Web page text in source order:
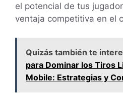
el potencial de tus
ventaja competitiva en el
Quizás también te
para Dominar los Tiros
Mobile: Estrategias y